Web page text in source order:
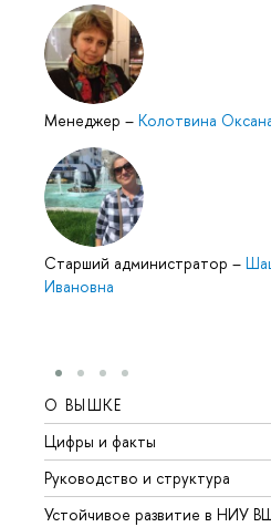
Менеджер – Колотвина
Cтарший администратор –
Ивановна
О ВЫШКЕ
Цифры и факты
Руководство и структура
Устойчивое развитие в НИУ